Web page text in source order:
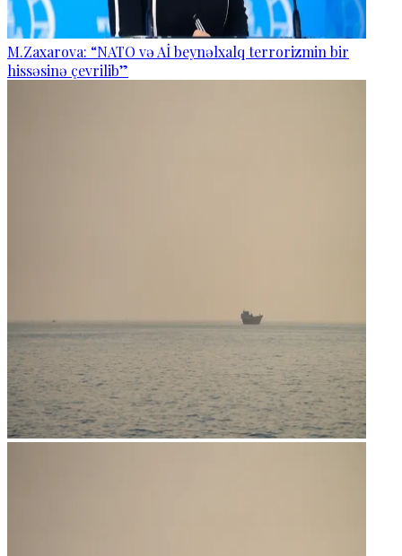
M.Zaxarova: “NATO və Aİ beynəlxalq terrorizmin bir
hissəsinə çevrilib”